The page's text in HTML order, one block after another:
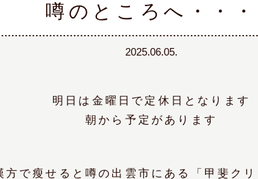
噂のところへ・・・
2025.06.05.
明日は金曜日で定休日となります
朝から予定があります
方で瘦せると噂の出雲市にある「甲斐ク